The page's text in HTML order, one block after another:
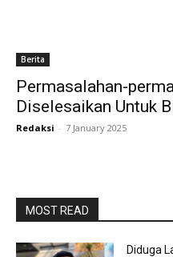
Berita
Permasalahan-
Diselesaikan Untuk
Redaksi - 7 January 2025
MOST READ
Diduga